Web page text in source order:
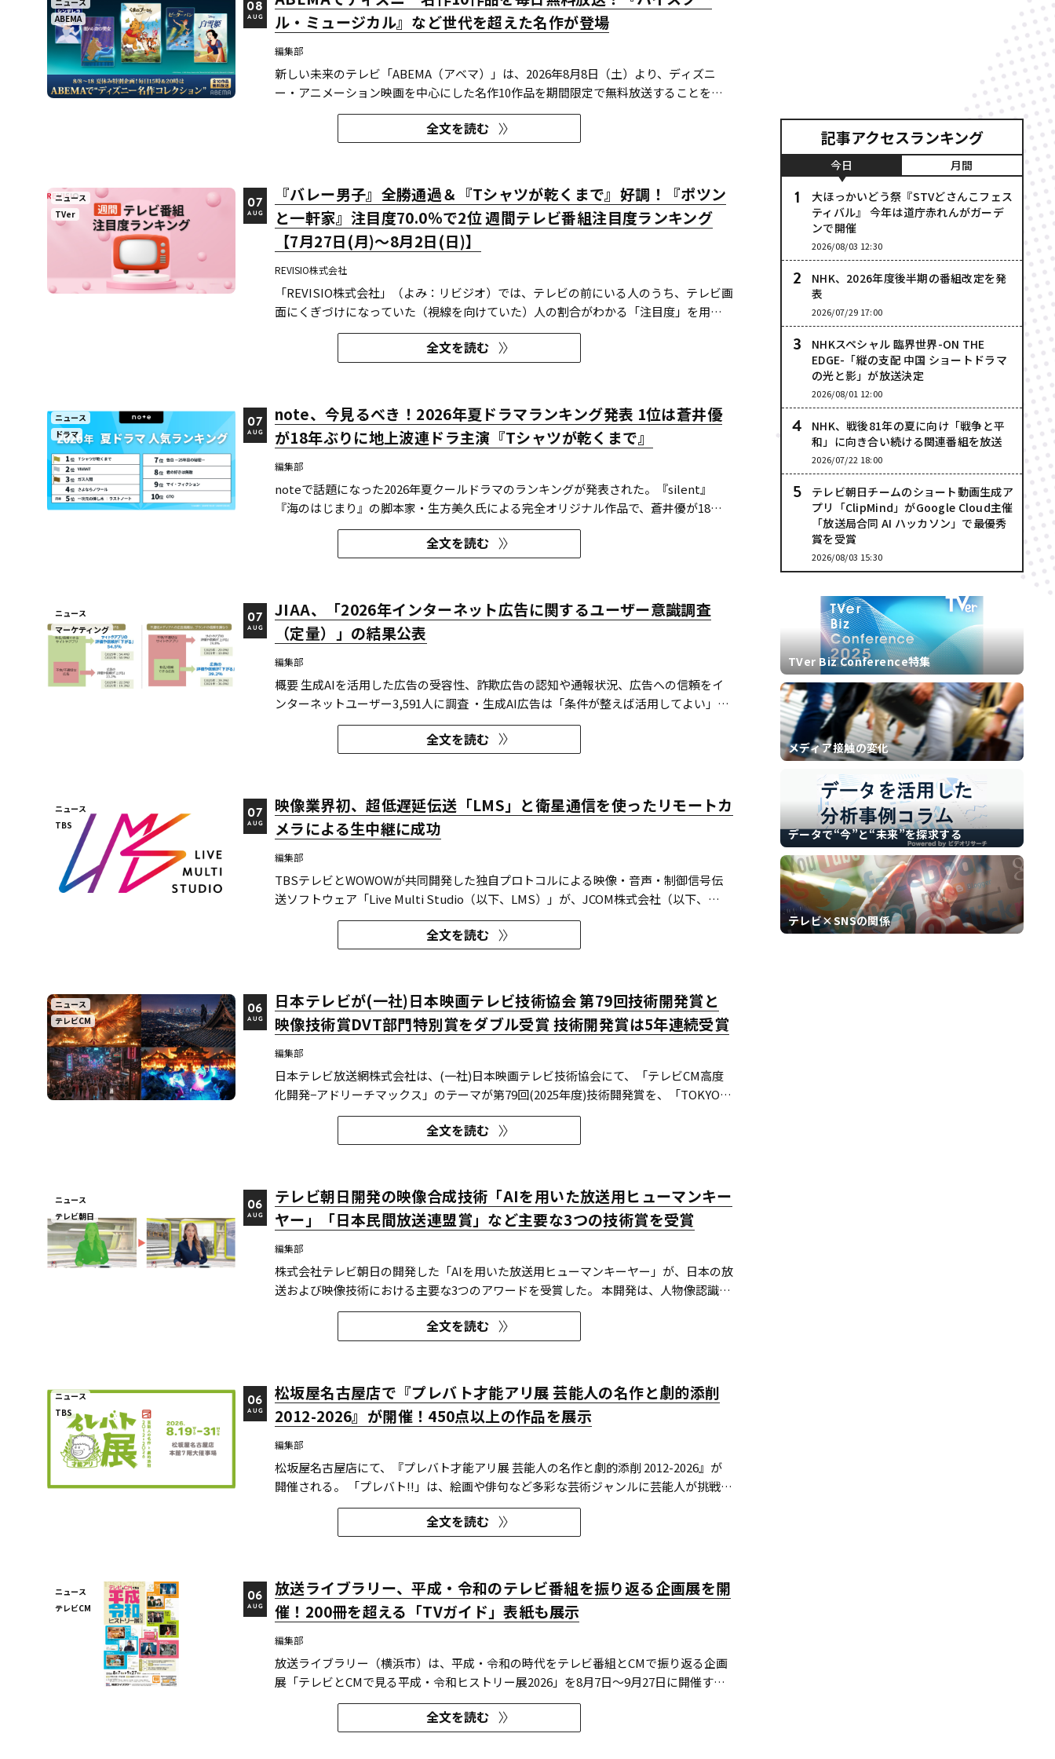
ABEMA
ル・ミュージカル』など世代を超えた名作が登場
編集部
08
AUG
新しい未来のテレビ「ABEMA（アベマ）」は、2026年8月8日（土）より、ディズニ
ー・アニメーション映画を中心にした名作10作品を期間限定で無料放送することを決
全文を読む
ニュース
TVer
『バレー男子』全勝通過＆『Tシャツが乾くまで』好調！『ポツン
と一軒家』注目度70.0％で2位 週間テレビ番組注目度ランキング
【7月27日(月)～8月2日(日)】
REVISIO株式会社
07
AUG
「REVISIO株式会社」（よみ：リビジオ）では、テレビの前にいる人のうち、テレビ画
面にくぎづけになっていた（視線を向けていた）人の割合がわかる「注目度」を用い
て、「個人全体」ならびにREVISIOで定義した「コア視聴層（男女13歳～49歳）」の
テレビ番組ランキングを公開している。
全文を読む
ニュース
ドラマ
note、今見るべき！2026年夏ドラマランキング発表 1位は蒼井優
が18年ぶりに地上波連ドラ主演『Tシャツが乾くまで』
編集部
07
AUG
noteで話題になった2026年夏クールドラマのランキングが発表された。『silent』
『海のはじまり』の脚本家・生方美久氏による完全オリジナル作品で、蒼井優が18年
ぶりに地上波連続ドラマの主演を務めた『Tシャツが乾くまで』が第1位に輝いた。 ま
た今回、Netflixの『ガス人間』が3位にランクイン。春クールの『九条の大罪』に続
き、2クール...
全文を読む
ニュース
マーケティング
JIAA、「2026年インターネット広告に関するユーザー意識調査
（定量）」の結果公表
編集部
07
AUG
概要 生成AIを活用した広告の受容性、詐欺広告の認知や通報状況、広告への信頼をイ
ンターネットユーザー3,591人に調査 ・生成AI広告は「条件が整えば活用してよい」が
52.0%。AI活用の明示や権利処理など、透明性への配慮が受容の前提になる。 ・詐欺広
告は各タイプとも70％の認知があり、過去1年以内の接触経験は10～20％台。一方、通
全文を読む
ニュース
TBS
映像業界初、超低遅延伝送「LMS」と衛星通信を使ったリモートカ
メラによる生中継に成功
編集部
07
AUG
TBSテレビとWOWOWが共同開発した独自プロトコルによる映像・音声・制御信号伝
送ソフトウェア「Live Multi Studio（以下、LMS）」が、JCOM株式会社（以下、
J:COM）の生中継の特別番組に採用された。2026年6月16日にJ:COMが放送した『北海
道神宮例祭 神輿渡御』において、J:COMチャンネル（※1）、地域情報アプリ「ど・ろ
全文を読む
ニュース
テレビCM
日本テレビが(一社)日本映画テレビ技術協会 第79回技術開発賞と
映像技術賞DVT部門特別賞をダブル受賞 技術開発賞は5年連続受賞
編集部
06
AUG
日本テレビ放送網株式会社は、(一社)日本映画テレビ技術協会にて、「テレビCM高度
化開発−アドリーチマックス」のテーマが第79回(2025年度)技術開発賞を、「TOKYO巫
女忍者」が映像技術賞 DVT(デジタルビジュアル技術)部門 特別賞を受賞したことを発
表した。技術開発賞部門では、昨年に続き5年連続の受賞となる。 この賞は毎年、放送
全文を読む
ニュース
テレビ朝日
テレビ朝日開発の映像合成技術「AIを用いた放送用ヒューマンキー
ヤー」「日本民間放送連盟賞」など主要な3つの技術賞を受賞
編集部
06
AUG
株式会社テレビ朝日の開発した「AIを用いた放送用ヒューマンキーヤー」が、日本の放
送および映像技術における主要な3つのアワードを受賞した。 本開発は、人物像認識AI
と最新のXR技術を組み合わせたシステムであり、その革新性と実用性が業界内で高い
全文を読む
ニュース
TBS
松坂屋名古屋店で『プレバト才能アリ展 芸能人の名作と劇的添削
2012-2026』が開催！450点以上の作品を展示
編集部
06
AUG
松坂屋名古屋店にて、『プレバト才能アリ展 芸能人の名作と劇的添削 2012-2026』が
開催される。 「プレバト!!」は、絵画や俳句など多彩な芸術ジャンルに芸能人が挑戦
し、その作品を超一流の講師陣が才能アリ/ナシで厳しく査定する教養バラエティー番
組だ。 本展では、定番ジャンルの俳句・水彩画から、大漁旗や黒板アートといった巨
全文を読む
ニュース
テレビCM
放送ライブラリー、平成・令和のテレビ番組を振り返る企画展を開
催！200冊を超える「TVガイド」表紙も展示
編集部
06
AUG
放送ライブラリー（横浜市）は、平成・令和の時代をテレビ番組とCMで振り返る企画
展「テレビとCMで見る平成・令和ヒストリー展2026」を8月7日～9月27日に開催す
全文を読む
記事アクセスランキング
今日
月間
大ほっかいどう祭『STVどさんこフェス
ティバル』 今年は道庁赤れんがガーデ
ンで開催
2026/08/03 12:30
NHK、2026年度後半期の番組改定を発
表
2026/07/29 17:00
NHKスペシャル 臨界世界-ON THE
EDGE-「縦の支配 中国 ショートドラマ
の光と影」が放送決定
2026/08/01 12:00
NHK、戦後81年の夏に向け「戦争と平
和」に向き合い続ける関連番組を放送
2026/07/22 18:00
テレビ朝日チームのショート動画生成ア
プリ「ClipMind」がGoogle Cloud主催
「放送局合同 AI ハッカソン」で最優秀
賞を受賞
2026/08/03 15:30
TVer Biz Conference特集
メディア接触の変化
データで“今”と“未来”を探求する
テレビ×SNSの関係